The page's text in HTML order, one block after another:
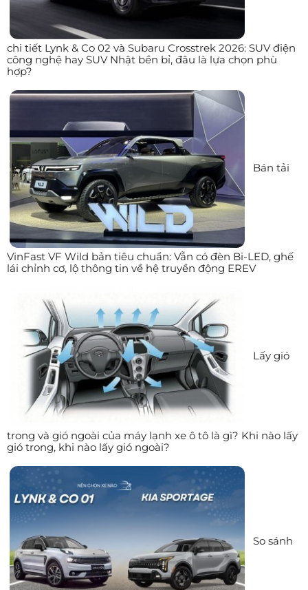
chi tiết Lynk & Co 02 và Subaru Crosstrek 2026: SUV điện
công nghệ hay SUV Nhật bền bỉ, đâu là lựa chọn phù
hợp?
Bán tải
VinFast VF Wild bản tiêu chuẩn: Vẫn có đèn Bi-LED, ghế
lái chỉnh cơ, lộ thông tin về hệ truyền động EREV
Lấy gió
trong và gió ngoài của máy lạnh xe ô tô là gì? Khi nào lấy
gió trong, khi nào lấy gió ngoài?
So sánh